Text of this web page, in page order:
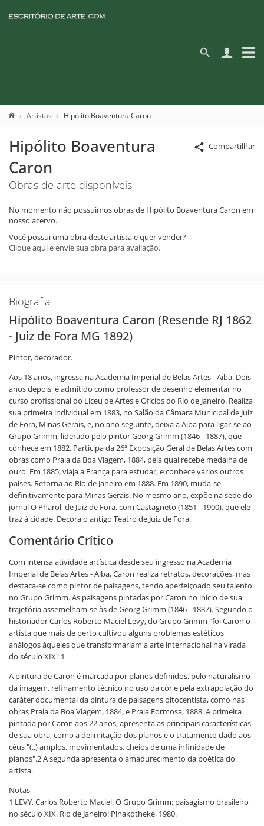
Artistas Hipólito Boaventura Caron
Compartilhar
Hipólito Boaventura
Caron
Obras de arte disponíveis
No momento não possuimos obras de Hipólito Boaventura Caron em
nosso acervo.
Você possui uma obra deste artista e quer vender?
Clique aqui e envie sua obra para avaliação.
Biografia
Hipólito Boaventura Caron (Resende RJ 1862
- Juiz de Fora MG 1892)
Pintor, decorador.
Aos 18 anos, ingressa na Academia Imperial de Belas Artes - Aiba. Dois
anos depois, é admitido como professor de desenho elementar no
curso profissional do Liceu de Artes e Ofícios do Rio de Janeiro. Realiza
sua primeira individual em 1883, no Salão da Câmara Municipal de Juiz
de Fora, Minas Gerais, e, no ano seguinte, deixa a Aiba para ligar-se ao
Grupo Grimm, liderado pelo pintor Georg Grimm (1846 - 1887), que
conhece em 1882. Participa da 26ª Exposição Geral de Belas Artes com
obras como Praia da Boa Viagem, 1884, pela qual recebe medalha de
ouro. Em 1885, viaja à França para estudar, e conhece vários outros
países. Retorna ao Rio de Janeiro em 1888. Em 1890, muda-se
definitivamente para Minas Gerais. No mesmo ano, expõe na sede do
jornal O Pharol, de Juiz de Fora, com Castagneto (1851 - 1900), que ele
traz à cidade. Decora o antigo Teatro de Juiz de Fora.
Comentário Crítico
Com intensa atividade artística desde seu ingresso na Academia
Imperial de Belas Artes - Aiba, Caron realiza retratos, decorações, mas
destaca-se como pintor de paisagens, tendo aperfeiçoado seu talento
no Grupo Grimm. As paisagens pintadas por Caron no início de sua
trajetória assemelham-se às de Georg Grimm (1846 - 1887). Segundo o
historiador Carlos Roberto Maciel Levy, do Grupo Grimm "foi Caron o
artista que mais de perto cultivou alguns problemas estéticos
análogos àqueles que transformariam a arte internacional na virada
do século XIX".1
A pintura de Caron é marcada por planos definidos, pelo naturalismo
da imagem, refinamento técnico no uso da cor e pela extrapolação do
caráter documental da pintura de paisagens oitocentista, como nas
obras Praia da Boa Viagem, 1884, e Praia Formosa, 1888. A primeira
pintada por Caron aos 22 anos, apresenta as principais características
de sua obra, como a delimitação dos planos e o tratamento dado aos
céus "(..) amplos, movimentados, cheios de uma infinidade de
planos".2 A segunda apresenta o amadurecimento da poética do
artista.
Notas
1 LEVY, Carlos Roberto Maciel. O Grupo Grimm: paisagismo brasileiro
no século XIX. Rio de Janeiro: Pinakotheke, 1980.